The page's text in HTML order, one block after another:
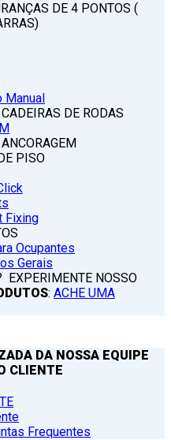
DE 4 PONTOS (
DE RODAS
PISO
Fixing
Ocupantes
Gerais
EXPERIMENTE NOSSO
: ACHE UMA
DA NOSSA EQUIPE
CLIENTE
Frequentes